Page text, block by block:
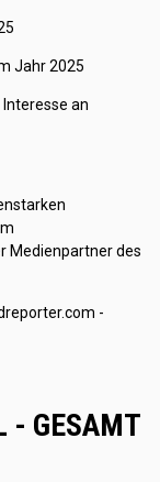
Jahr 2025
an
Medienpartner des
-
- GESAMT